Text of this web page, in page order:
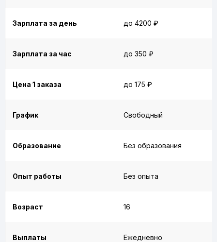
Зарплата за день до 4200 ₽
Зарплата за час до 350 ₽
Цена 1 заказа до 175 ₽
График Свободный
Образование Без образования
Опыт работы Без опыта
Возраст 16
Выплаты Ежедневно